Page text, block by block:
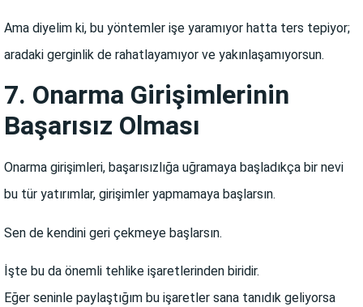
Ama diyelim ki, bu yöntemler işe yaramıyor hatta ters tepiyor;
aradaki gerginlik de rahatlayamıyor ve yakınlaşamıyorsun.
7. Onarma Girişimlerinin
Başarısız Olması
Onarma girişimleri, başarısızlığa uğramaya başladıkça bir nevi
bu tür yatırımlar, girişimler yapmamaya başlarsın.
Sen de kendini geri çekmeye başlarsın.
İşte bu da önemli tehlike işaretlerinden biridir.
Eğer seninle paylaştığım bu işaretler sana tanıdık geliyorsa